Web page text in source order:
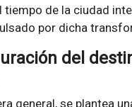
de la ciudad
por dicha
del
general, se plantea